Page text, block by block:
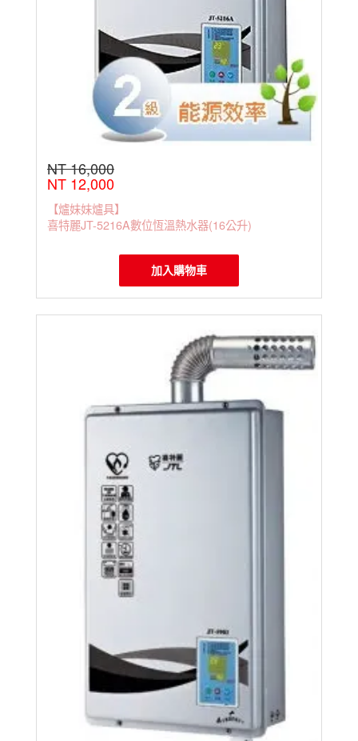
NT 16,000
NT 12,000
【爐妹妹爐具】
喜特麗JT-5216A數位恆溫熱水器(16公升)
加入購物車